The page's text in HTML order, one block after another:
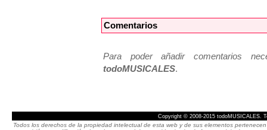
Comentarios
Para poder añadir comentarios
todoMUSICALES.
Copyright © 2008-2015 todoMUSICALES.
Todos los derechos de la propiedad intelectual de esta web y de sus elementos